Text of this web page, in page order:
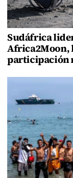
Sudáfrica
Africa2Moon,
participación